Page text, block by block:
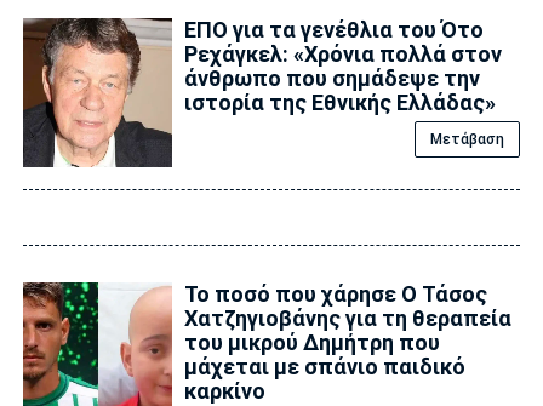
ΕΠΟ για τα γενέθλια του Ότο
Ρεχάγκελ: «Χρόνια πολλά στον
άνθρωπο που σημάδεψε την
ιστορία της Εθνικής Ελλάδας»
Μετάβαση
Το ποσό που χάρησε Ο Τάσος
Χατζηγιοβάνης για τη θεραπεία
του μικρού Δημήτρη που
μάχεται με σπάνιο παιδικό
καρκίνο